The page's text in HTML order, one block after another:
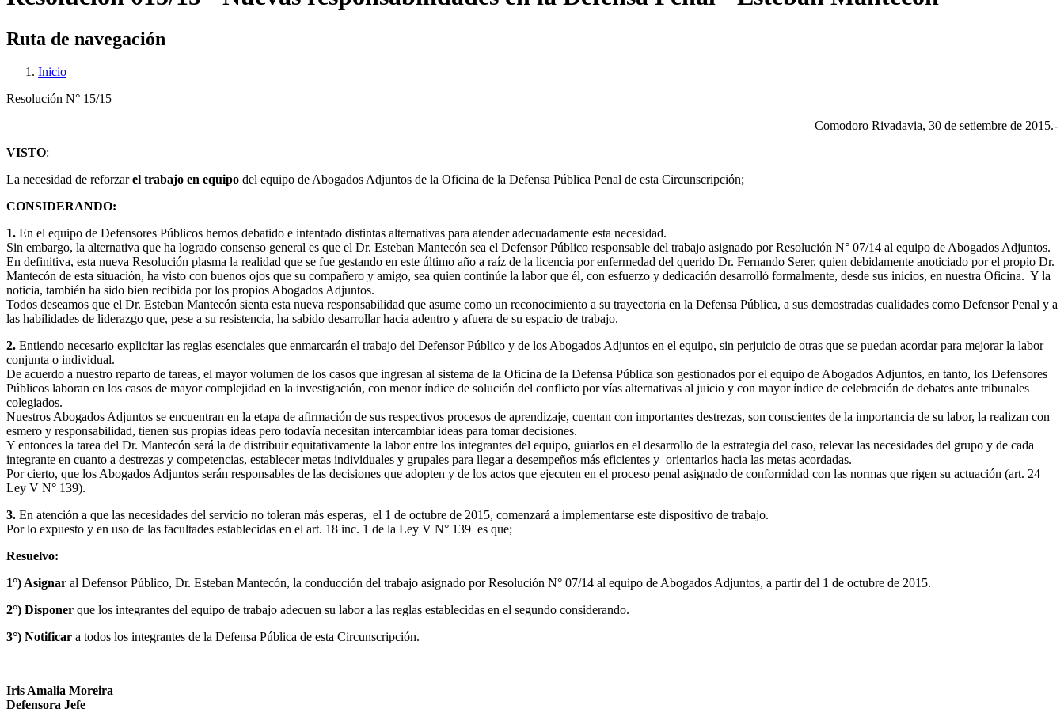
Ruta de navegación
Inicio
Resolución N° 15/15
Comodoro Rivadavia, 30 de setiembre de 2015.-
VISTO:
La necesidad de reforzarel trabajo en equipo del equipo de Abogados Adjuntos de la Oficina de la Defensa Pública Penal de esta Circunscripción;
CONSIDERANDO:
1. En el equipo de Defensores Públicos hemos debatido e intentado distintas alternativas para atender adecuadamente esta necesidad.
Sin embargo, la alternativa que ha logrado consenso general es que el Dr. Esteban Mantecón sea el Defensor Público responsable del trabajo asignado por Resolución N° 07/14 al equipo de Abogados Adjuntos.
En definitiva, esta nueva Resolución plasma la realidad que se fue gestando en este último año a raíz de la licencia por enfermedad del querido Dr. Fernando Serer, quien debidamente anoticiado por el propio Dr.
Mantecón de esta situación, ha visto con buenos ojos que su compañero y amigo, sea quien continúe la labor que él, con esfuerzo y dedicación desarrolló formalmente, desde sus inicios, en nuestra Oficina. Y la
noticia, también ha sido bien recibida por los propios Abogados Adjuntos.
Todos deseamos que el Dr. Esteban Mantecón sienta esta nueva responsabilidad que asume como un reconocimiento a su trayectoria en la Defensa Pública, a sus demostradas cualidades como Defensor Penal y a
las habilidades de liderazgo que, pese a su resistencia, ha sabido desarrollar hacia adentro y afuera de su espacio de trabajo.
2. Entiendo necesario explicitar las reglas esenciales que enmarcarán el trabajo del Defensor Público y de los Abogados Adjuntos en el equipo, sin perjuicio de otras que se puedan acordar para mejorar la labor
conjunta o individual.
De acuerdo a nuestro reparto de tareas, el mayor volumen de los casos que ingresan al sistema de la Oficina de la Defensa Pública son gestionados por el equipo de Abogados Adjuntos, en tanto, los Defensores
Públicos laboran en los casos de mayor complejidad en la investigación, con menor índice de solución del conflicto por vías alternativas al juicio y con mayor índice de celebración de debates ante tribunales
colegiados.
Nuestros Abogados Adjuntos se encuentran en la etapa de afirmación de sus respectivos procesos de aprendizaje, cuentan con importantes destrezas, son conscientes de la importancia de su labor, la realizan con
esmero y responsabilidad, tienen sus propias ideas pero todavía necesitan intercambiar ideas para tomar decisiones.
Y entonces la tarea del Dr. Mantecón será la de distribuir equitativamente la labor entre los integrantes del equipo, guiarlos en el desarrollo de la estrategia del caso, relevar las necesidades del grupo y de cada
integrante en cuanto a destrezas y competencias, establecer metas individuales y grupales para llegar a desempeños más eficientes y orientarlos hacia las metas acordadas.
Por cierto, que los Abogados Adjuntos serán responsables de las decisiones que adopten y de los actos que ejecuten en el proceso penal asignado de conformidad con las normas que rigen su actuación (art. 24
Ley V N° 139).
3. En atención a que las necesidades del servicio no toleran más esperas, el 1 de octubre de 2015, comenzará a implementarse este dispositivo de trabajo.
Por lo expuesto y en uso de las facultades establecidas en el art. 18 inc. 1 de la Ley V N° 139 es que;
Resuelvo:
1°) Asignar al Defensor Público, Dr. Esteban Mantecón, la conducción del trabajo asignado por Resolución N° 07/14 al equipo de Abogados Adjuntos, a partir del 1 de octubre de 2015.
2°) Disponer que los integrantes del equipo de trabajo adecuen su labor a las reglas establecidas en el segundo considerando.
3°) Notificar a todos los integrantes de la Defensa Pública de esta Circunscripción.
Iris Amalia Moreira
Defensora Jefe